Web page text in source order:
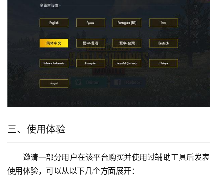
三、使用体验
邀请一部分用户在该平台购买并使用过辅助工具后发表
使用体验，可以从以下几个方面展开：